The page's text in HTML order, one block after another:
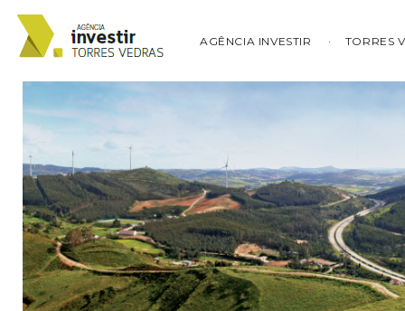
AGÊNCIA INVESTIR TORRES